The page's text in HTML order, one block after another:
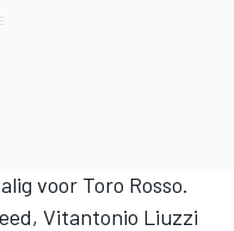
voor Toro Rosso.
Vitantonio Liuzzi